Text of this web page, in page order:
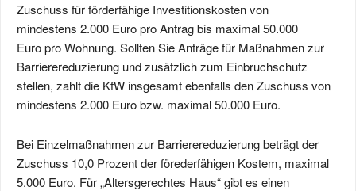
Zuschuss für förder­fähige Investitions­kosten von
mindestens 2.000 Europro Antrag bis maximal50.000
Europro Wohnung. Sollten Sie Anträge für Maßnahmen zur
Barrierereduzierung und zusätzlich zum Einbruchschutz
stellen, zahlt die KfW insgesamt ebenfalls den Zuschuss von
mindestens 2.000 Euro bzw. maximal 50.000 Euro.
Bei Einzelmaßnahmen zur Barrierereduzierung beträgt der
Zuschuss 10,0 Prozent der förederfähigen Kostem, maximal
5.000 Euro. Für „Altersgerechtes Haus“ gibt es einen